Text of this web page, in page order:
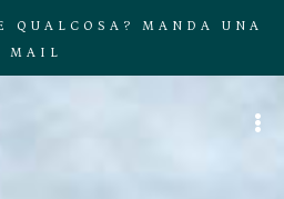
MANDA UNA
MAIL